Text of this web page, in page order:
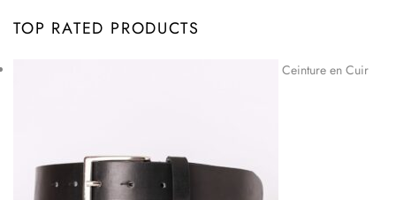
TOP RATED PRODUCTS
Ceinture en Cuir